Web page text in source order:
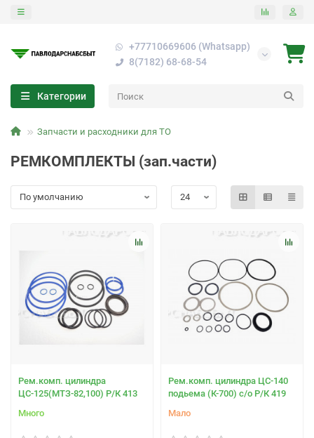
+77710669606 (Whatsapp)
8(7182) 68-68-54
Категории
Запчасти и расходники для ТО
РЕМКОМПЛЕКТЫ (зап.части)
Рем.комп. цилиндра
ЦС-125(МТЗ-82,100) Р/К 413
Много
Рем.комп. цилиндра ЦС-140
подьема (К-700) с/о Р/К 419
Мало